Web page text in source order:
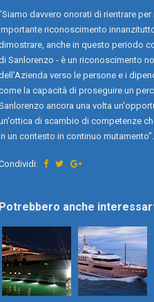
davvero onorati di rientrare
riconoscimento
anche in questo periodo
Sanlorenzo - è un riconoscimento
verso le persone e i
la capacità di proseguire un
ancora una volta
di scambio di competenze
un contesto in continuo mutamento".
Potrebbero anche